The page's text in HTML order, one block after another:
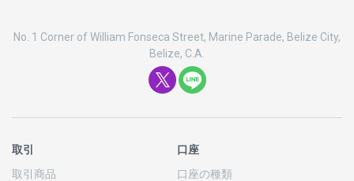
No. 1 Corner of William Fonseca Street, Marine Parade, Belize City,
Belize, C.A.
取引
取引商品
口座
口座の種類